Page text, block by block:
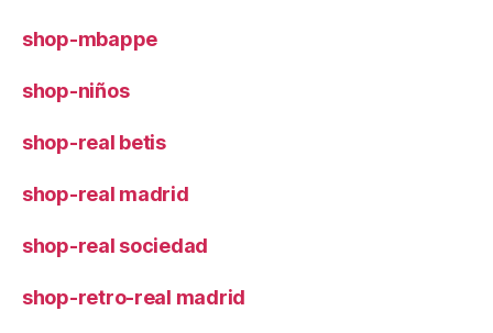
shop-mbappe
shop-niños
shop-real betis
shop-real madrid
shop-real sociedad
shop-retro-real madrid